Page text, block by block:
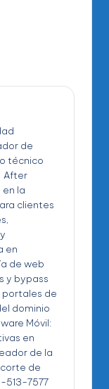
de
técnico
After
en la
clientes
en
de web
y bypass
de
dominio
Móvil:
en
de la
de
513-7577